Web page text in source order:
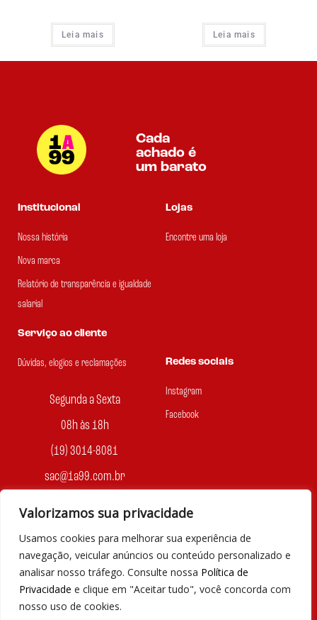
Valorizamos sua privacidade
Usamos cookies para melhorar sua experiência de
navegação, veicular anúncios ou conteúdo personalizado e
analisar nosso tráfego. Consulte nossa Política de
Privacidade e clique em "Aceitar tudo", você concorda com
nosso uso de cookies.
Leia mais Leia mais
Cada
achado é
um barato
Institucional
Nossa história
Nova marca
Relatório de transparência e igualdade
salarial
Lojas
Encontre uma loja
Serviço ao cliente
Dúvidas, elogios e reclamações
Segunda a Sexta
08h às 18h
(19) 3014-8081
sac@1a99.com.br
Redes sociais
Instagram
Facebook
Formas de pagamento
Dinheiro e Pix
© 2023 por Agência Maples. Loja 1A99 Cada achado é um barato